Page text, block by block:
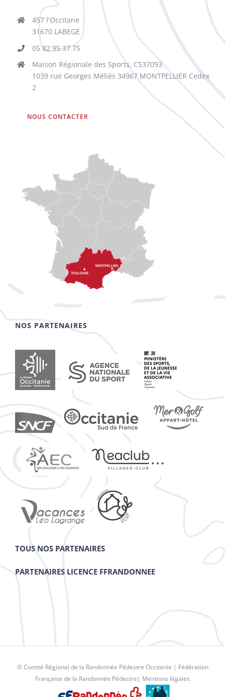
457 l'Occitane
31670 LABEGE
05 82 95 37 75
Maison Régionale des Sports, CS37093
1039 rue Georges Méliès 34967 MONTPELLIER Cedex
2
NOUS CONTACTER
NOS PARTENAIRES
TOUS NOS PARTENAIRES
PARTENAIRES LICENCE FFRANDONNEE
© Comité Régional de la Randonnée Pédestre Occitanie | Fédération
Française de la Randonnée Pédestre | Mentions légales